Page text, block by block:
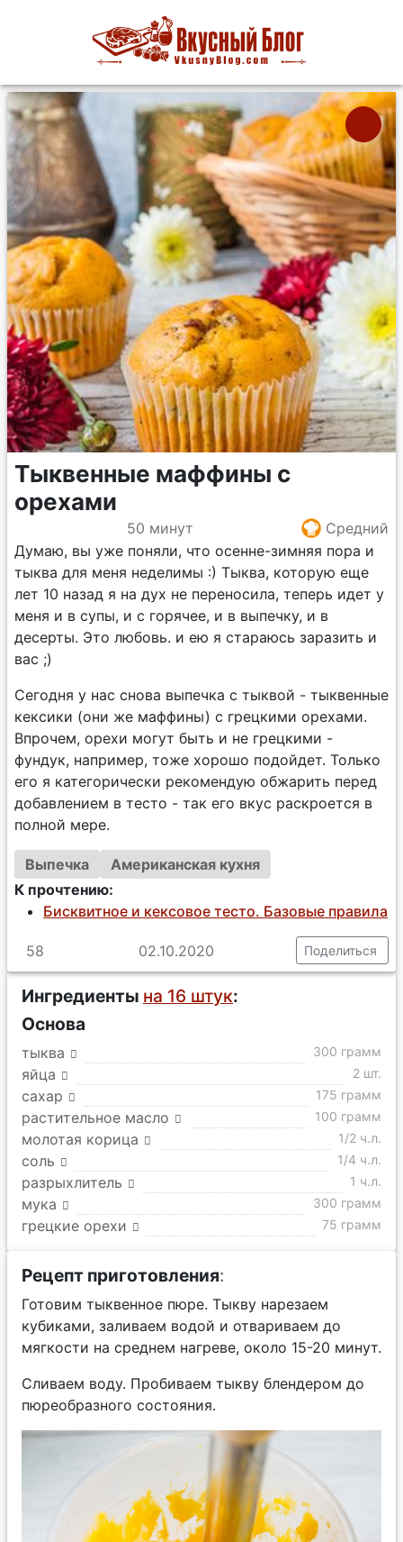
Тыквенные маффины с
орехами
50 минут
Средний
Думаю, вы уже поняли, что осенне-зимняя пора и
тыква для меня неделимы :) Тыква, которую еще
лет 10 назад я на дух не переносила, теперь идет у
меня и в супы, и с горячее, и в выпечку, и в
десерты. Это любовь. и ею я стараюсь заразить и
вас ;)
Сегодня у нас снова выпечка с тыквой - тыквенные
кексики (они же маффины) с грецкими орехами.
Впрочем, орехи могут быть и не грецкими -
фундук, например, тоже хорошо подойдет. Только
его я категорически рекомендую обжарить перед
добавлением в тесто - так его вкус раскроется в
полной мере.
Выпечка
Американская кухня
К прочтению:
Бисквитное и кексовое тесто. Базовые правила
58 02.10.2020 Поделиться
Ингредиенты на 16 штук:
Основа
тыква 300 грамм
яйца 2 шт.
сахар 175 грамм
растительное масло 100 грамм
молотая корица 1/2 ч.л.
соль 1/4 ч.л.
разрыхлитель 1 ч.л.
мука 300 грамм
грецкие орехи 75 грамм
Рецепт приготовления:
Готовим тыквенное пюре. Тыкву нарезаем
кубиками, заливаем водой и отвариваем до
мягкости на среднем нагреве, около 15-20 минут.
Сливаем воду. Пробиваем тыкву блендером до
пюреобразного состояния.